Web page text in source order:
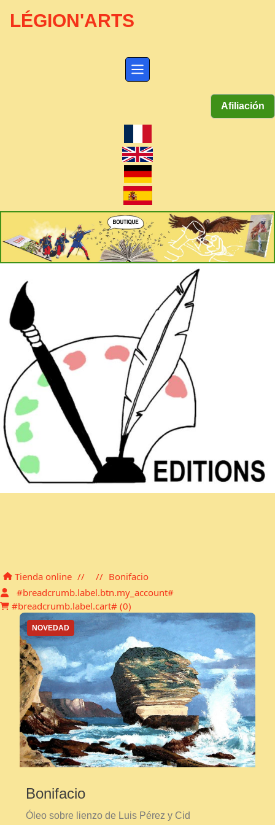
LÉGION'ARTS
Afiliación
Tienda online // // Bonifacio
#breadcrumb.label.btn.my_account#
#breadcrumb.label.cart# (0)
NOVEDAD
Bonifacio
Óleo sobre lienzo de Luis Pérez y Cid